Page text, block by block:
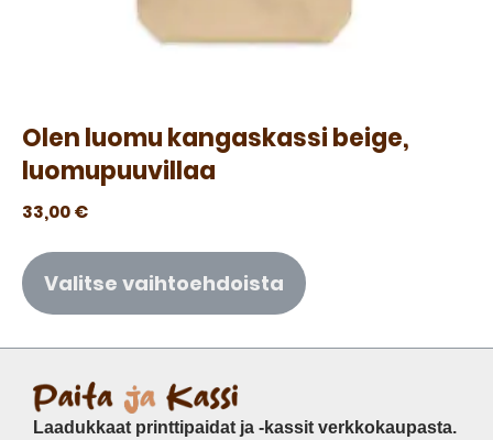
Olen luomu kangaskassi beige,
luomupuuvillaa
33,00€
Valitse vaihtoehdoista
Laadukkaat printtipaidat ja -kassit verkkokaupasta.